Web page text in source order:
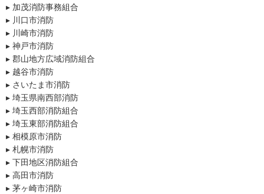
▸ 加茂消防事務組合
▸ 川口市消防
▸ 川崎市消防
▸ 神戸市消防
▸ 郡山地方広域消防組合
▸ 越谷市消防
▸ さいたま市消防
▸ 埼玉県南西部消防
▸ 埼玉西部消防組合
▸ 埼玉東部消防組合
▸ 相模原市消防
▸ 札幌市消防
▸ 下田地区消防組合
▸ 高田市消防
▸ 茅ヶ崎市消防